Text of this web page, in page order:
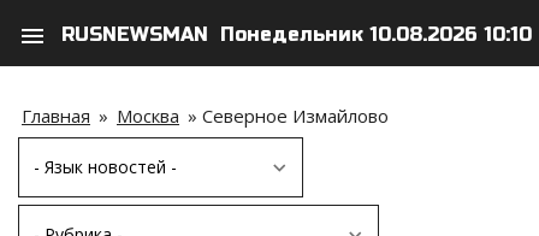
menu RUSNEWSMAN Понедельник 10.08.2026 10:10
Главная » Москва » Северное Измайлово